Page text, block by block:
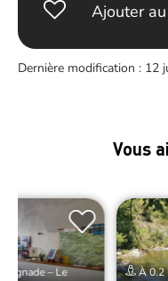
Ajouter
Dernière modification : 12
Vous
– Le À 0.2